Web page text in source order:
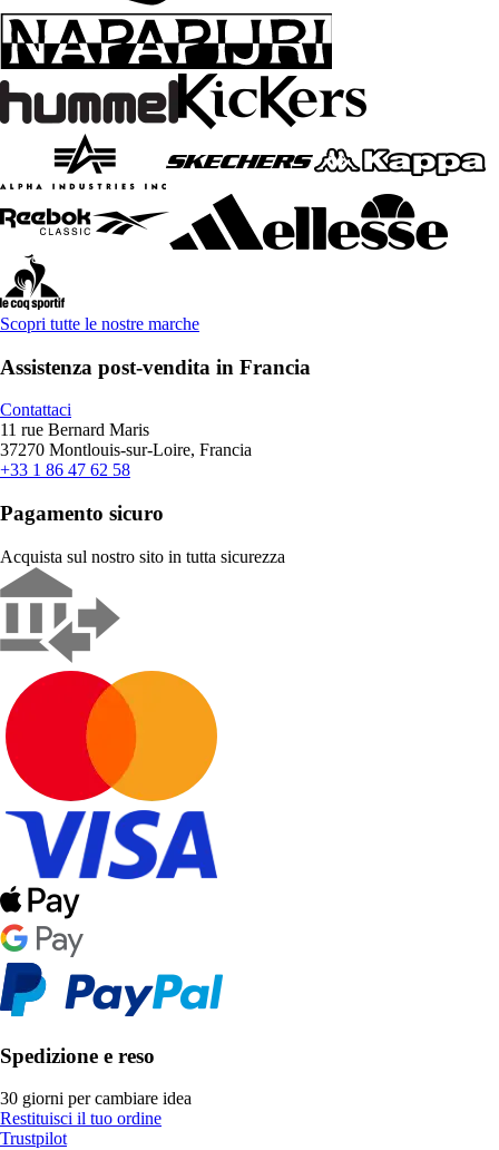
Scopri tutte le nostre marche
Assistenza post-vendita in Francia
Contattaci
11 rue Bernard Maris
37270 Montlouis-sur-Loire, Francia
+33 1 86 47 62 58
Pagamento sicuro
Acquista sul nostro sito in tutta sicurezza
Spedizione e reso
30 giorni per cambiare idea
Restituisci il tuo ordine
Trustpilot